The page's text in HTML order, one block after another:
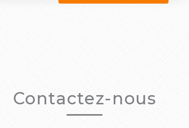
Contactez-nous